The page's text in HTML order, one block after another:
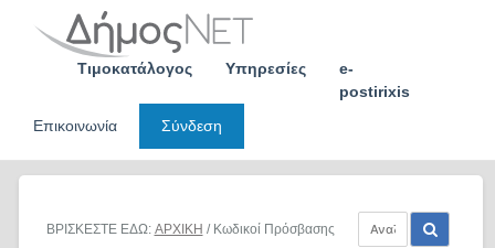
Τιμοκατάλογος Υπηρεσίες
e-
postirixis
Επικοινωνία
Σύνδεση
ΒΡΙΣΚΕΣΤΕ ΕΔΩ: ΑΡΧΙΚΗ / Κωδικοί Πρόσβασης